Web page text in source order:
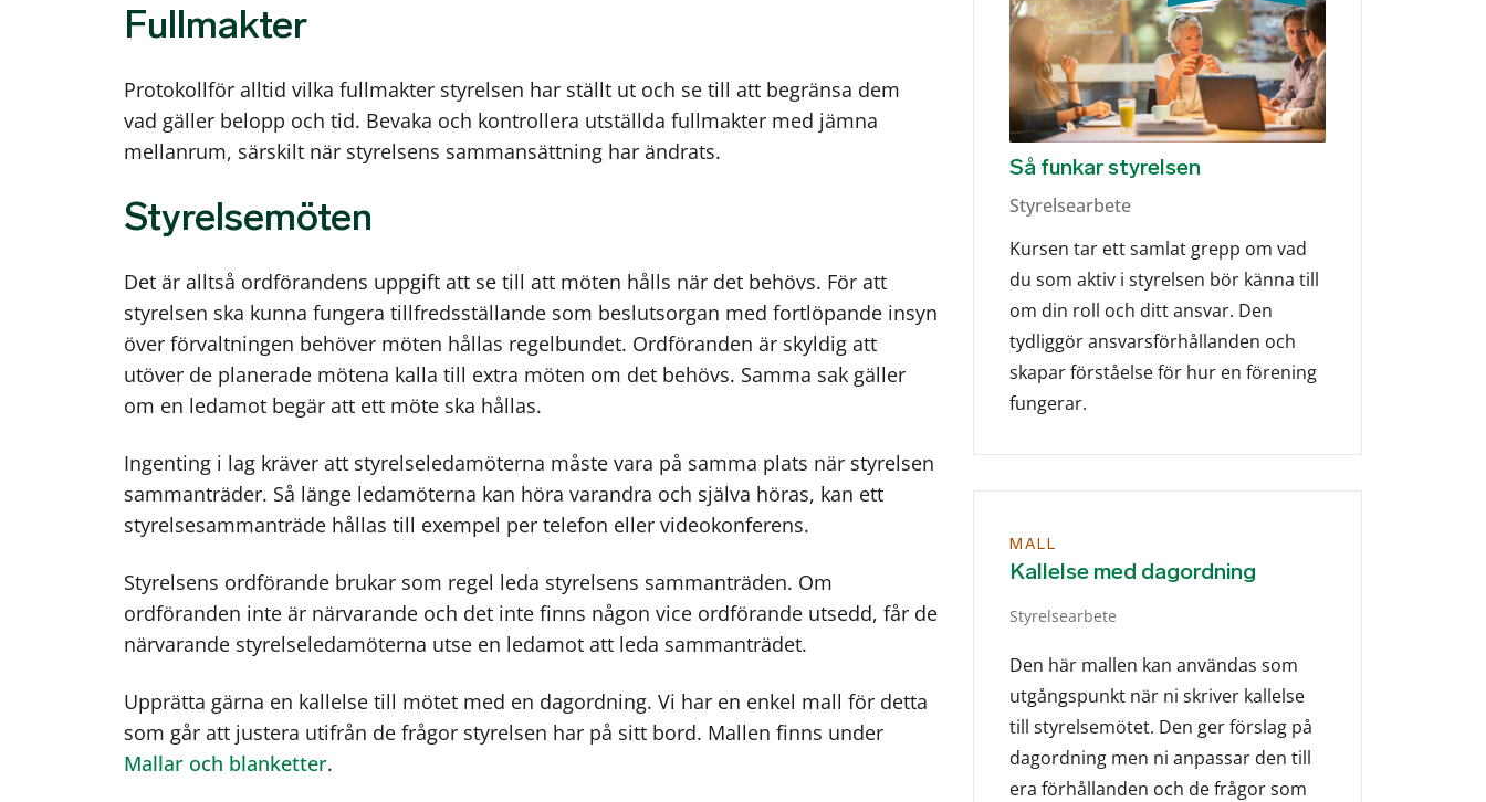
Så funkar styrelsen
Styrelsearbete
Kursen tar ett samlat grepp om vad
du som aktiv i styrelsen bör känna till
om din roll och ditt ansvar. Den
tydliggör ansvarsförhållanden och
skapar förståelse för hur en förening
fungerar.
MALL
Kallelse med dagordning
Styrelsearbete
Den här mallen kan användas som
utgångspunkt när ni skriver kallelse
till styrelsemötet. Den ger förslag på
dagordning men ni anpassar den till
era förhållanden och de frågor som
Fullmakter
Protokollför alltid vilka fullmakter styrelsen har ställt ut och se till att begränsa dem
vad gäller belopp och tid. Bevaka och kontrollera utställda fullmakter med jämna
mellanrum, särskilt när styrelsens sammansättning har ändrats.
Styrelsemöten
Det är alltså ordförandens uppgift att se till att möten hålls när det behövs. För att
styrelsen ska kunna fungera tillfredsställande som beslutsorgan med fortlöpande insyn
över förvaltningen behöver möten hållas regelbundet. Ordföranden är skyldig att
utöver de planerade mötena kalla till extra möten om det behövs. Samma sak gäller
om en ledamot begär att ett möte ska hållas.
Ingenting i lag kräver att styrelseledamöterna måste vara på samma plats när styrelsen
sammanträder. Så länge ledamöterna kan höra varandra och själva höras, kan ett
styrelsesammanträde hållas till exempel per telefon eller videokonferens.
Styrelsens ordförande brukar som regel leda styrelsens sammanträden. Om
ordföranden inte är närvarande och det inte finns någon vice ordförande utsedd, får de
närvarande styrelseledamöterna utse en ledamot att leda sammanträdet.
Upprätta gärna en kallelse till mötet med en dagordning. Vi har en enkel mall för detta
som går att justera utifrån de frågor styrelsen har på sitt bord. Mallen finns under
Mallar och blanketter.